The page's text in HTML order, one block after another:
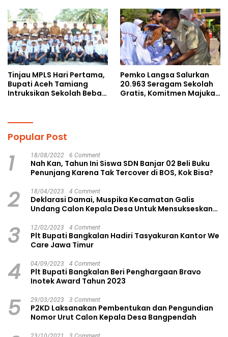
kepada Pelajar MPLS
Tinjau MPLS Hari Pertama,
Bupati Aceh Tamiang
Intruksikan Sekolah Bebas
Pemko Langsa Salurkan
20.963 Seragam Sekolah
Gratis, Komitmen Majukan
Popular Post
1 18/08/2022 6 Comment
Nah Kan, Tahun Ini Siswa SDN Banjar 02 Beli Buku
Penunjang Karena Tak Tercover di BOS, Kok Bisa?
2 18/04/2023 4 Comment
Deklarasi Damai, Muspika Kecamatan Galis
Undang Calon Kepala Desa Untuk Mensukseskan
3 12/02/2023 4 Comment
Plt Bupati Bangkalan Hadiri Tasyakuran Kantor We
Care Jawa Timur
4 04/09/2023 4 Comment
Plt Bupati Bangkalan Beri Penghargaan Bravo
Inotek Award Tahun 2023
5 29/03/2023 3 Comment
P2KD Laksanakan Pembentukan dan Pengundian
Nomor Urut Calon Kepala Desa Bangpendah